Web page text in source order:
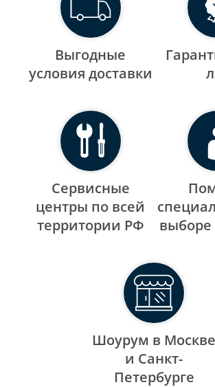
Выгодные
уcловия доставки
Сервисные
центры по всей
территории РФ
Шоурум в Москве
и Санкт-
Петербурге